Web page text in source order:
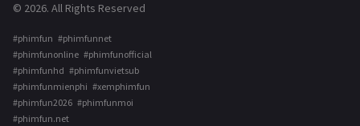
© 2026. All Rights Reserved
#phimfun #phimfunnet
#phimfunonline #phimfunofficial
#phimfunhd #phimfunvietsub
#phimfunmienphi #xemphimfun
#phimfun2026 #phimfunmoi
#phimfun.net